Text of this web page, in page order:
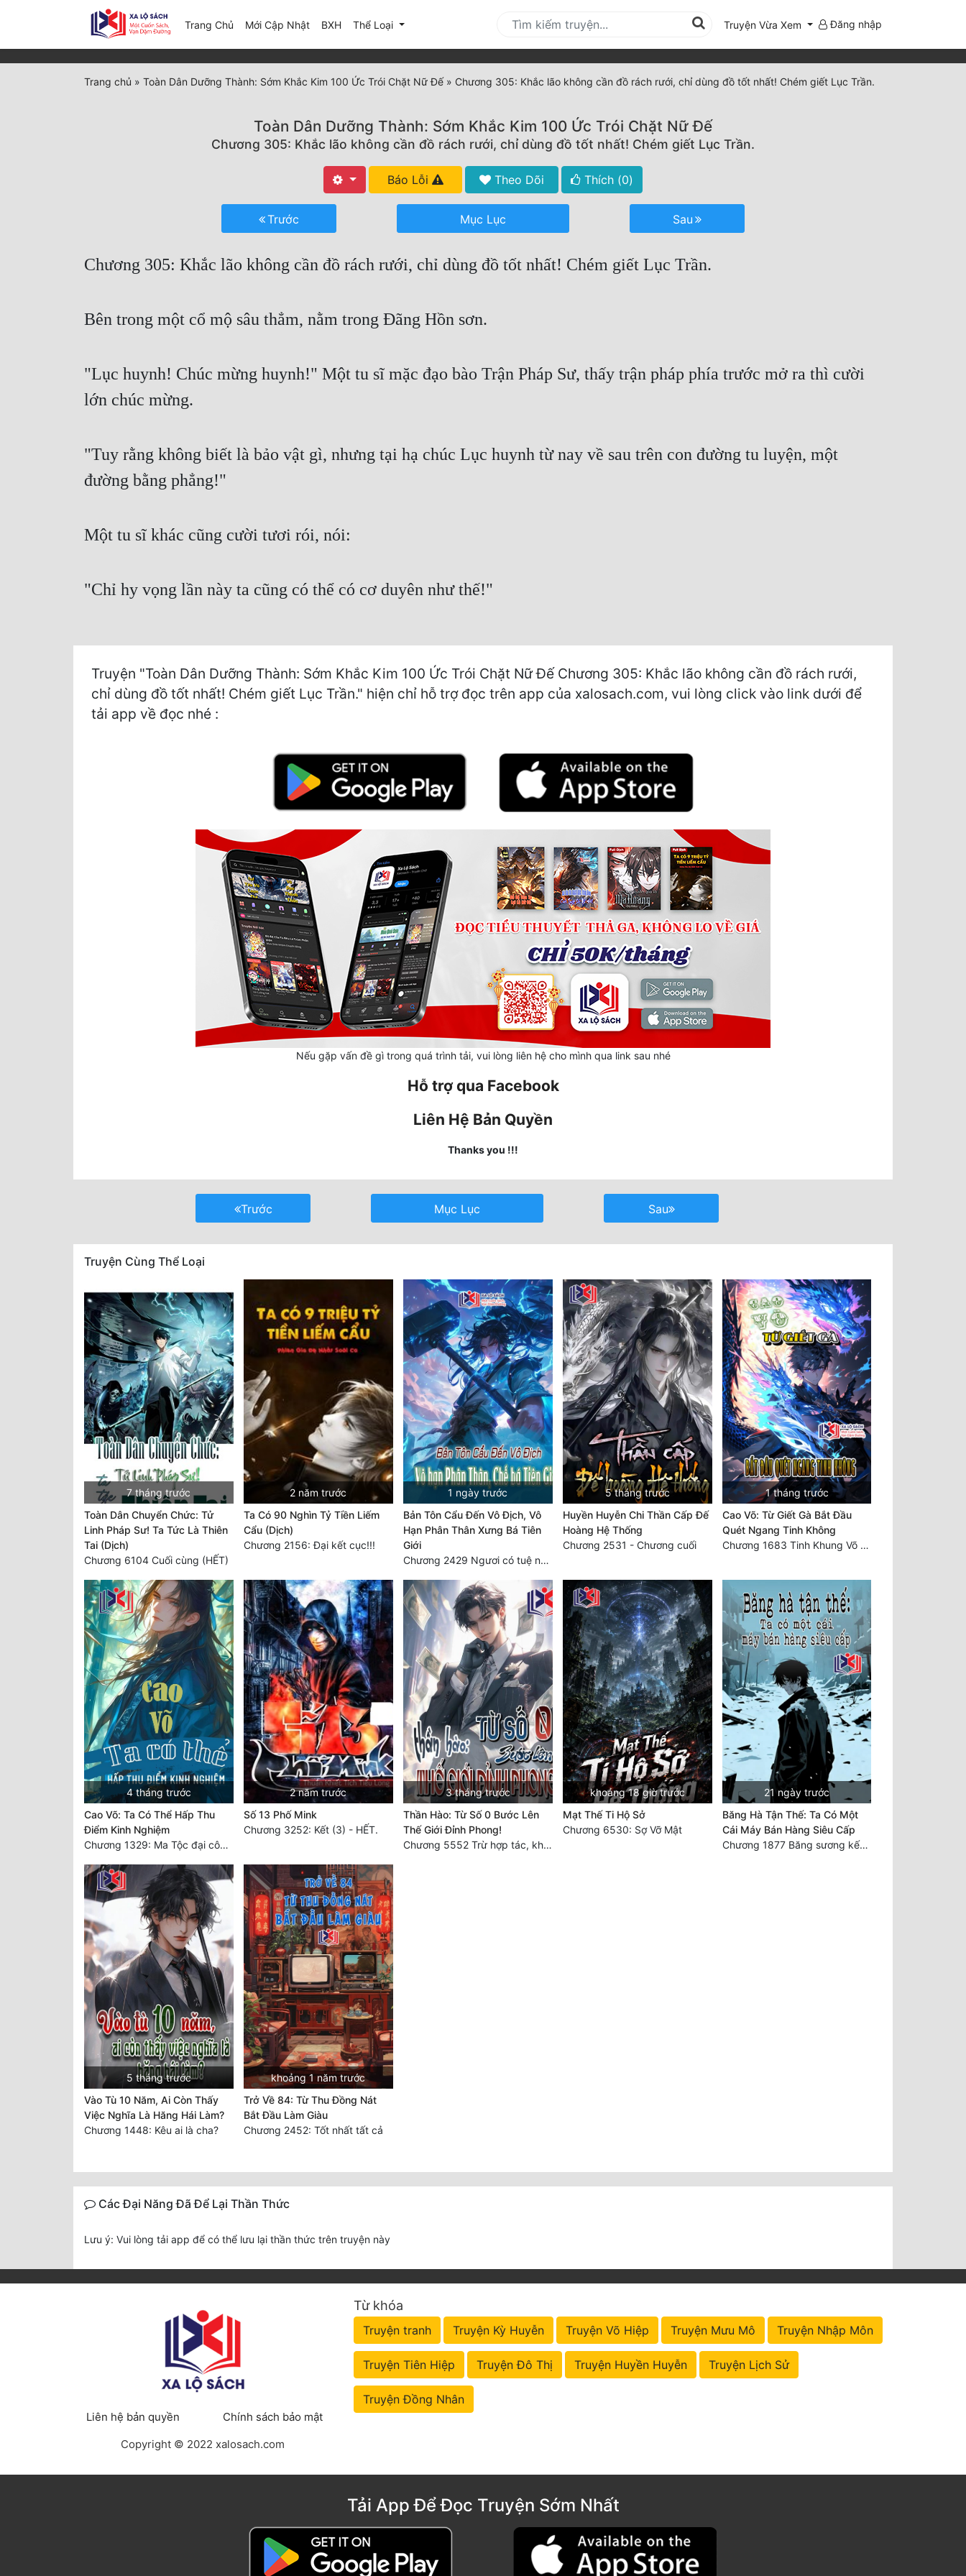
Trang Chủ Mới Cập Nhật(current)
BXH Thể Loại Truyện Vừa Xem Đăng nhập
Trang chủ » Toàn Dân Dưỡng Thành: Sớm Khắc Kim 100 Ức Trói Chặt Nữ Đế» Chương 305: Khắc lão không cần đồ rách rưới, chỉ dùng đồ tốt nhất! Chém giết Lục Trần.
Toàn Dân Dưỡng Thành: Sớm Khắc Kim 100 Ức Trói Chặt Nữ Đế
Chương 305: Khắc lão không cần đồ rách rưới, chỉ dùng đồ tốt nhất! Chém giết Lục Trần.
Báo Lỗi Theo Dõi Thích (0)
Trước Mục Lục Sau
Chương 305: Khắc lão không cần đồ rách rưới, chỉ dùng đồ tốt nhất! Chém giết Lục Trần.
Bên trong một cổ mộ sâu thẳm, nằm trong Đãng Hồn sơn.
"Lục huynh! Chúc mừng huynh!" Một tu sĩ mặc đạo bào Trận Pháp Sư, thấy trận pháp phía trước mở ra thì cười
lớn chúc mừng.
"Tuy rằng không biết là bảo vật gì, nhưng tại hạ chúc Lục huynh từ nay về sau trên con đường tu luyện, một
đường bằng phẳng!"
Một tu sĩ khác cũng cười tươi rói, nói:
"Chỉ hy vọng lần này ta cũng có thể có cơ duyên như thế!"
Truyện "Toàn Dân Dưỡng Thành: Sớm Khắc Kim 100 Ức Trói Chặt Nữ Đế Chương 305: Khắc lão không cần đồ rách rưới,
chỉ dùng đồ tốt nhất! Chém giết Lục Trần." hiện chỉ hỗ trợ đọc trên app của xalosach.com, vui lòng click vào link dưới để
tải app về đọc nhé :
Nếu gặp vấn đề gì trong quá trình tải, vui lòng liên hệ cho mình qua link sau nhé
Hỗ trợ qua Facebook
Liên Hệ Bản Quyền
Thanks you !!!
Trước Mục Lục Sau
Truyện Cùng Thể Loại
7 tháng trước
Toàn Dân Chuyển Chức: Tử
Linh Pháp Sư! Ta Tức Là Thiên
Tai (Dịch)
Chương 6104 Cuối cùng (HẾT)
2 năm trước
Ta Có 90 Nghìn Tỷ Tiền Liếm
Cẩu (Dịch)
Chương 2156: Đại kết cục!!!
1 ngày trước
Bản Tôn Cẩu Đến Vô Địch, Vô
Hạn Phân Thân Xưng Bá Tiên
Giới
Chương 2429 Ngươi có tuệ nhãn? Ta có...
5 tháng trước
Huyền Huyễn Chi Thần Cấp Đế
Hoàng Hệ Thống
Chương 2531 - Chương cuối
1 tháng trước
Cao Võ: Từ Giết Gà Bắt Đầu
Quét Ngang Tinh Không
Chương 1683 Tinh Khung Võ Thánh (Hết)
4 tháng trước
Cao Võ: Ta Có Thể Hấp Thu
Điểm Kinh Nghiệm
Chương 1329: Ma Tộc đại công chúa Thương Nguyệt
2 năm trước
Số 13 Phố Mink
Chương 3252: Kết (3) - HẾT.
3 tháng trước
Thần Hào: Từ Số 0 Bước Lên
Thế Giới Đỉnh Phong!
Chương 5552 Trừ hợp tác, không còn cách nào khác!
khoảng 18 giờ trước
Mạt Thế Ti Hộ Sở
Chương 6530: Sợ Vỡ Mật
21 ngày trước
Băng Hà Tận Thế: Ta Có Một
Cái Máy Bán Hàng Siêu Cấp
Chương 1877 Băng sương kết giới
5 tháng trước
Vào Tù 10 Năm, Ai Còn Thấy
Việc Nghĩa Là Hăng Hái Làm?
Chương 1448: Kêu ai là cha?
khoảng 1 năm trước
Trở Về 84: Từ Thu Đồng Nát
Bắt Đầu Làm Giàu
Chương 2452: Tốt nhất tất cả
Các Đại Năng Đã Để Lại Thần Thức
Lưu ý: Vui lòng tải app để có thể lưu lại thần thức trên truyện này
Liên hệ bản quyền
Chính sách bảo mật
Copyright © 2022 xalosach.com
Từ khóa
Truyện tranh Truyện Kỳ Huyễn Truyện Võ Hiệp Truyện Mưu Mô Truyện Nhập Môn
Truyện Tiên Hiệp Truyện Đô Thị Truyện Huyền Huyễn Truyện Lịch Sử
Truyện Đồng Nhân
Tải App Để Đọc Truyện Sớm Nhất